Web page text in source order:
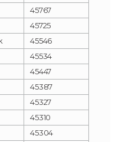
45767
45725
45546
45534
45447
45387
45327
45310
45304